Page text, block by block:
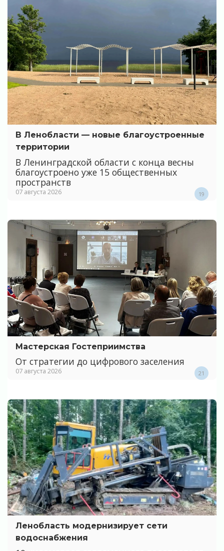
В Ленобласти — новые благоустроенные
территории
В Ленинградской области с конца весны
благоустроено уже 15 общественных
пространств
07 августа 2026 19
Мастерская Гостеприимства
От стратегии до цифрового заселения
07 августа 2026 21
Ленобласть модернизирует сети
водоснабжения